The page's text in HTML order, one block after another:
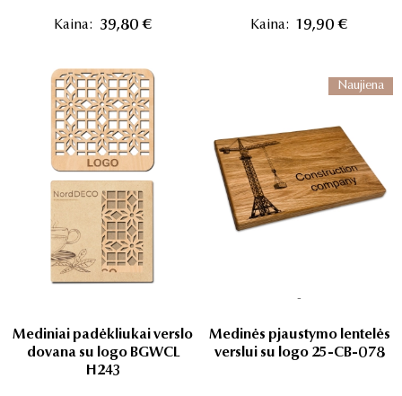
Kaina: 39,80 € Kaina: 19,90 €
Mediniai padėkliukai verslo
dovana su logo BGWCL
H243
Naujiena
-
Medinės pjaustymo lentelės
verslui su logo 25-CB-078